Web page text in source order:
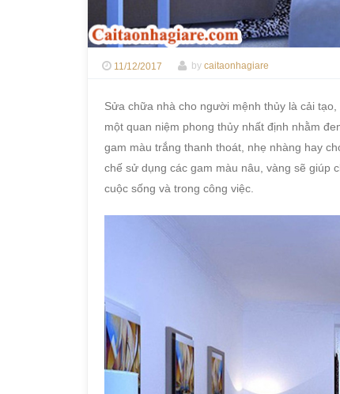
11/12/2017 by caitaonhagiare
Sửa chữa nhà cho người mệnh thủy là cải
một quan niệm phong thủy nhất định nhằm
gam màu trắng thanh thoát, nhẹ nhàng hay
chế sử dụng các gam màu nâu, vàng sẽ giúp
cuộc sống và trong công việc.